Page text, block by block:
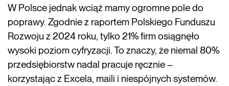
W Polsce jednak wciąż mamy ogromne pole do
poprawy. Zgodnie z raportem Polskiego Funduszu
Rozwoju z 2024 roku, tylko 21% firm osiągnęło
wysoki poziom cyfryzacji. To znaczy, że niemal 80%
przedsiębiorstw nadal pracuje ręcznie –
korzystając z Excela, maili i niespójnych systemów.